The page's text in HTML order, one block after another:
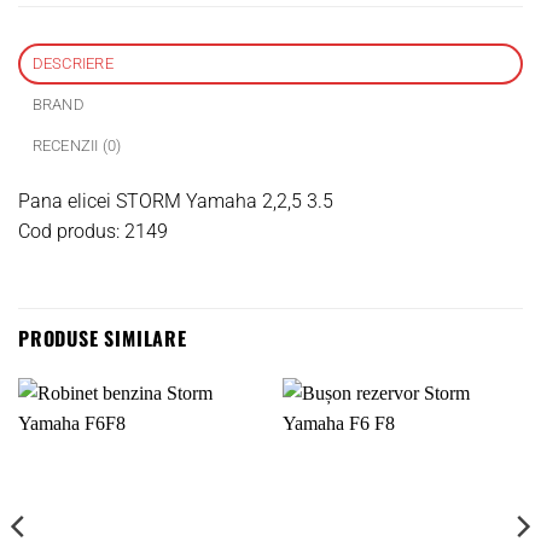
DESCRIERE
BRAND
RECENZII (0)
Pana elicei STORM Yamaha 2,2,5 3.5
Cod produs: 2149
PRODUSE SIMILARE